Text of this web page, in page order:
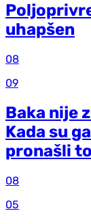
uhapšen
08
09
Baka nije
Kada su
pronašli
08
05